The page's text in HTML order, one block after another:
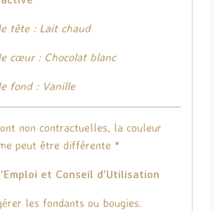
tête : Lait chaud
cœur : Chocolat blanc
fond : Vanille
non contractuelles, la couleur
peut être différente *
et Conseil d’Utilisation
les fondants ou bougies.